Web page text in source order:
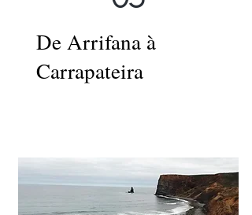
De Arrifana à
Carrapateira